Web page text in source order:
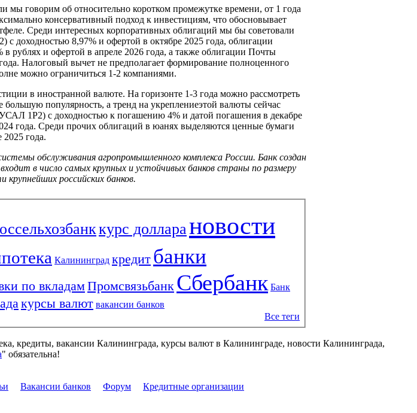
говорим об относительно коротком промежутке времени, от 1 года
консервативный подход к инвестициям, что обосновывает
Среди интересных корпоративных облигаций мы бы советовали
доходностью 8,97% и офертой в октябре 2025 года, облигации
и офертой в апреле 2026 года, а также облигации Почты
Налоговый вычет не предполагает формирование полноценного
можно ограничиться 1-2 компаниями.
в иностранной валюте. На горизонте 1-3 года можно рассмотреть
популярность, а тренд на укреплениеэтой валюты сейчас
1Р2) с доходностью к погашению 4% и датой погашения в декабре
года. Среди прочих облигаций в юанях выделяются ценные бумаги
года.
обслуживания агропромышленного комплекса России. Банк создан
в число самых крупных и устойчивых банков страны по размеру
российских банков.
курс долларановости
Калининград кредит банки
по вкладамПромсвязьбанк Сбербанк Банк
курсы валют вакансии банков
Все теги
кредиты, вакансии Калининграда, курсы валют в Калининграде, новости Калининграда,
" обязательна!
Вакансии банков Форум Кредитные организации